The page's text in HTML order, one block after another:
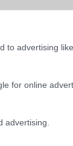
to advertising
for online
advertising.